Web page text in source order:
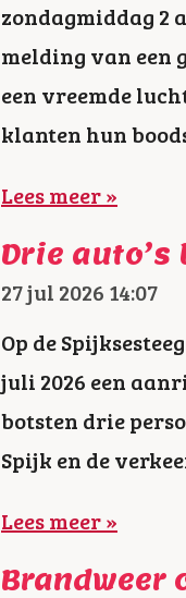
zondagmiddag 2
melding van een
een vreemde
klanten hun
Lees meer »
Drie
27 jul 2026 14:07
Op de
juli 2026 een
botsten drie
Spijk en de
Lees meer »
Brandweer